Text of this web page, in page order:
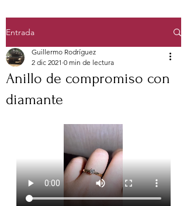
Entrada
Anillo de compromiso con
diamante
Guillermo Rodríguez
2 dic 2021 0 min de lectura